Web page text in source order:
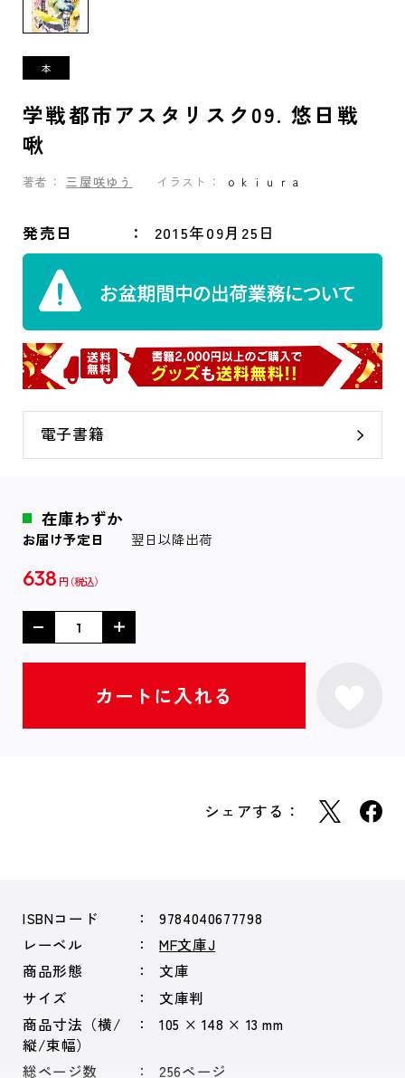
学戦都市アスタリスク09. 悠日戦
啾
著者： 三屋咲ゆう イラスト： ｏｋｉｕｒａ
発売日 2015年09月25日
電子書籍
在庫わずか
お届け予定日 翌日以降出荷
638 円
シェアする：
ISBNコード
9784040677798
レーベル
MF文庫J
商品形態
文庫
サイズ
文庫判
商品寸法（横/
縦/束幅）
105 × 148 × 13 mm
総ページ数
256ページ